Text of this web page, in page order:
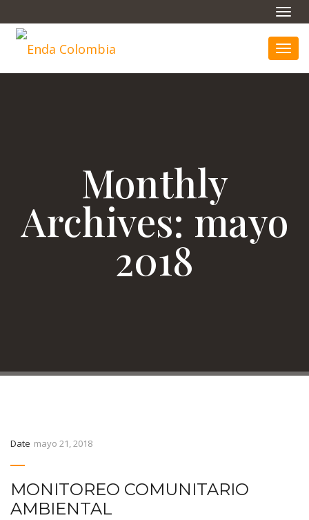
Monthly
Archives: mayo
2018
Date mayo 21, 2018
MONITOREO COMUNITARIO
AMBIENTAL